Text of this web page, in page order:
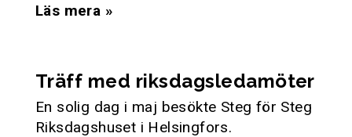
Läs mera »
Träff med riksdagsledamöter
En solig dag i maj besökte Steg för Steg
Riksdagshuset i Helsingfors.